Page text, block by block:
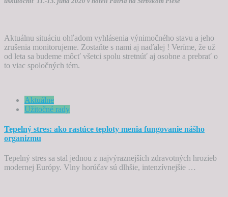
Aktuálnu situáciu ohľadom vyhlásenia výnimočného stavu a jeho
zrušenia monitorujeme. Zostaňte s nami aj naďalej ! Veríme, že už
od leta sa budeme môcť všetci spolu stretnúť aj osobne a prebrať o
to viac spoločných tém.
Aktuálne
Užitočné rady
Tepelný stres: ako rastúce teploty menia fungovanie nášho
organizmu
Tepelný stres sa stal jednou z najvýraznejších zdravotných hrozieb
modernej Európy. Vlny horúčav sú dlhšie, intenzívnejšie …